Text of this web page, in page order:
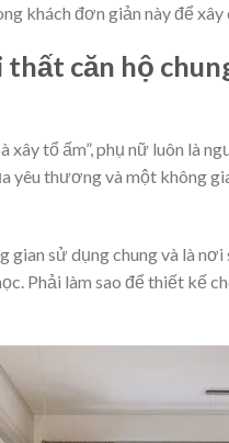
khách đơn giản này để
thất căn hộ
xây tổ ấm”, phụ nữ luôn là
yêu thương và một không
gian sử dụng chung và là
Phải làm sao để thiết kế